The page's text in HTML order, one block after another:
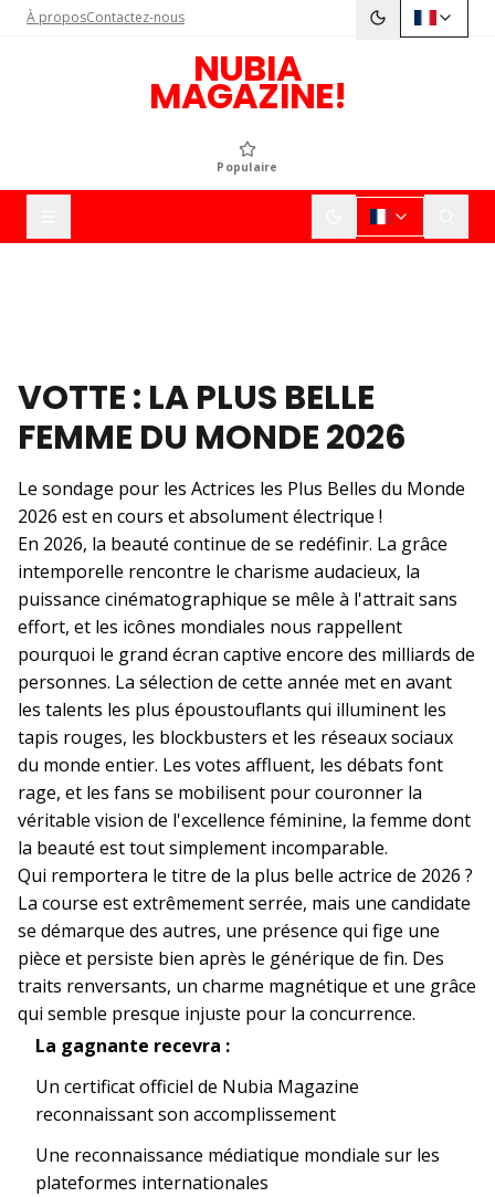
À proposContactez-nous
NUBIA
MAGAZINE!
Populaire
VOTTE : LA PLUS BELLE
FEMME DU MONDE 2026
Le sondage pour les Actrices les Plus Belles du Monde
2026 est en cours et absolument électrique !
En 2026, la beauté continue de se redéfinir. La grâce
intemporelle rencontre le charisme audacieux, la
puissance cinématographique se mêle à l'attrait sans
effort, et les icônes mondiales nous rappellent
pourquoi le grand écran captive encore des milliards de
personnes. La sélection de cette année met en avant
les talents les plus époustouflants qui illuminent les
tapis rouges, les blockbusters et les réseaux sociaux
du monde entier. Les votes affluent, les débats font
rage, et les fans se mobilisent pour couronner la
véritable vision de l'excellence féminine, la femme dont
la beauté est tout simplement incomparable.
Qui remportera le titre de la plus belle actrice de 2026 ?
La course est extrêmement serrée, mais une candidate
se démarque des autres, une présence qui fige une
pièce et persiste bien après le générique de fin. Des
traits renversants, un charme magnétique et une grâce
qui semble presque injuste pour la concurrence.
La gagnante recevra :
Un certificat officiel de Nubia Magazine
reconnaissant son accomplissement
Une reconnaissance médiatique mondiale sur les
plateformes internationales